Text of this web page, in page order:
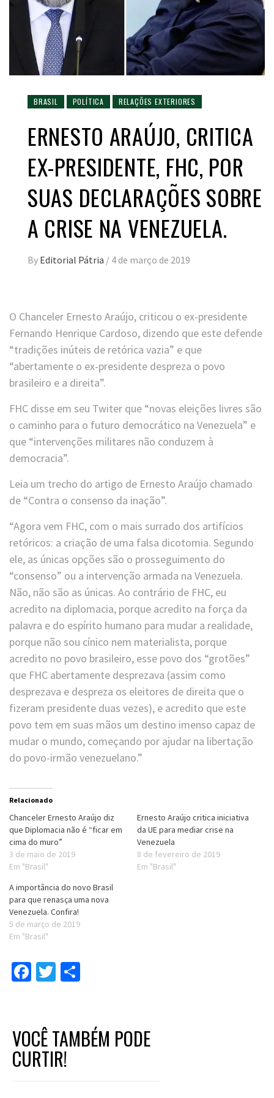
BRASIL POLÍTICA RELAÇÕES EXTERIORES
ERNESTO ARAÚJO, CRITICA
EX-PRESIDENTE, FHC, POR
SUAS DECLARAÇÕES SOBRE
A CRISE NA VENEZUELA.
By Editorial Pátria / 4 de março de 2019
O Chanceler Ernesto Araújo, criticou o ex-presidente
Fernando Henrique Cardoso, dizendo que este defende
“tradições inúteis de retórica vazia” e que
“abertamente o ex-presidente despreza o povo
brasileiro e a direita”.
FHC disse em seu Twiter que “novas eleições livres são
o caminho para o futuro democrático na Venezuela” e
que “intervenções militares não conduzem à
democracia”.
Leia um trecho do artigo de Ernesto Araújo chamado
de “Contra o consenso da inação”.
“Agora vem FHC, com o mais surrado dos artifícios
retóricos: a criação de uma falsa dicotomia. Segundo
ele, as únicas opções são o prosseguimento do
“consenso” ou a intervenção armada na Venezuela.
Não, não são as únicas. Ao contrário de FHC, eu
acredito na diplomacia, porque acredito na força da
palavra e do espírito humano para mudar a realidade,
porque não sou cínico nem materialista, porque
acredito no povo brasileiro, esse povo dos “grotões”
que FHC abertamente desprezava (assim como
desprezava e despreza os eleitores de direita que o
fizeram presidente duas vezes), e acredito que este
povo tem em suas mãos um destino imenso capaz de
mudar o mundo, começando por ajudar na libertação
do povo-irmão venezuelano.”
Relacionado
Chanceler Ernesto Araújo diz
que Diplomacia não é “ficar em
cima do muro”
3 de maio de 2019
Em "Brasil"
Ernesto Araújo critica iniciativa
da UE para mediar crise na
Venezuela
8 de fevereiro de 2019
Em "Brasil"
A importância do novo Brasil
para que renasça uma nova
Venezuela. Confira!
5 de março de 2019
Em "Brasil"
Facebook
Twitter
VOCÊ TAMBÉM PODE
CURTIR!